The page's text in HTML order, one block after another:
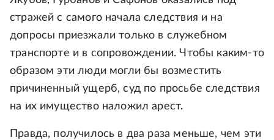
стражей с самого начала следствия и на
допросы приезжали только в служебном
транспорте и в сопровождении. Чтобы каким-то
образом эти люди могли бы возместить
причиненный ущерб, суд по просьбе следствия
на их имущество наложил арест.
Правда, получилось в два раза меньше, чем эти